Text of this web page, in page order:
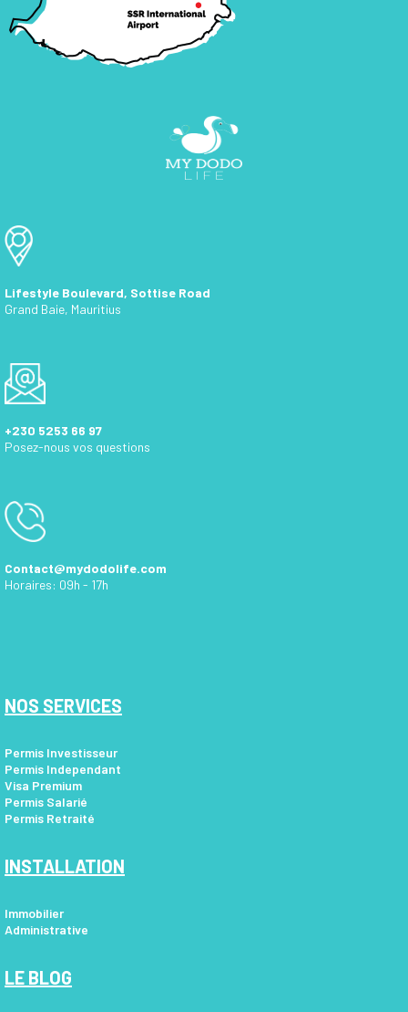
Lifestyle Boulevard, Sottise Road
Grand Baie, Mauritius
+230 5253 66 97
Posez-nous vos questions
Contact@mydodolife.com
Horaires: 09h - 17h
NOS SERVICES
Permis Investisseur
Permis Independant
Visa Premium
Permis Salarié
Permis Retraité
INSTALLATION
Immobilier
Administrative
LE BLOG